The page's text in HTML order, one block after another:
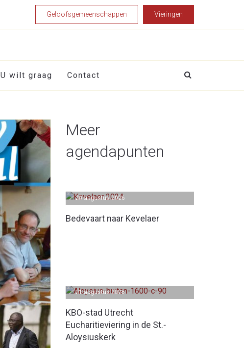
Geloofsgemeenschappen Vieringen
U wilt graag Contact
Meer
agendapunten
Bedevaart naar Kevelaer
20 augustus 2026
KBO-stad Utrecht
Eucharitieviering in de St.-
Aloysiuskerk
21 augustus 2026